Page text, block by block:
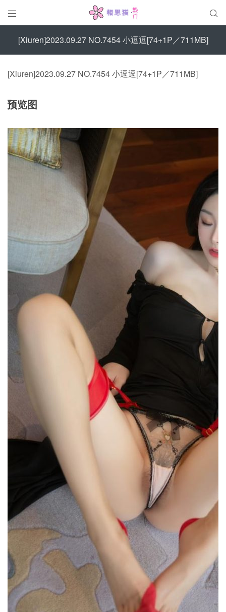
 
[Xiuren]2023.09.27 NO.7454 小逗逗[74+1P／711MB]
[Xiuren]2023.09.27 NO.7454 小逗逗[74+1P／711MB]
预览图